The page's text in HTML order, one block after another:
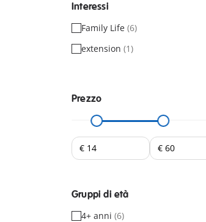
Interessi
Family Life (6)
extension (1)
Prezzo
Gruppi di età
4+ anni (6)